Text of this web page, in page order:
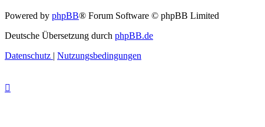
Powered by phpBB® Forum Software © phpBB Limited
Deutsche Übersetzung durch phpBB.de
Datenschutz | Nutzungsbedingungen